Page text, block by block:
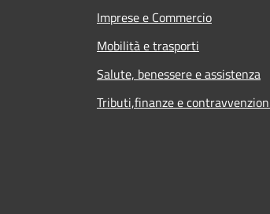
Imprese e Commercio
Mobilità e trasporti
Salute, benessere e assistenza
Tributi,finanze e